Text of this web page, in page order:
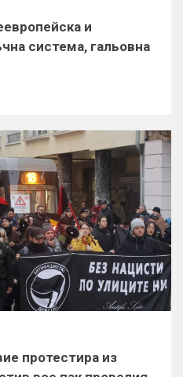
и
система, гальовна
протестира из